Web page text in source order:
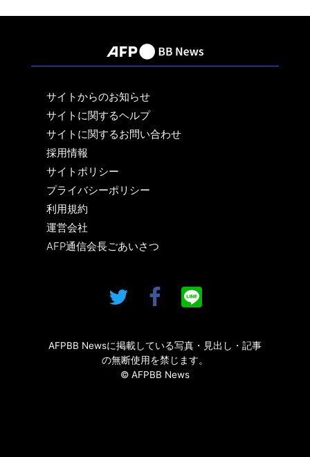
サイトからのお知らせ
サイトに関するヘルプ
サイトに関するお問い合わせ
採用情報
サイトポリシー
プライバシーポリシー
利用規約
運営会社
AFP通信会長ごあいさつ
AFPBB Newsに掲載している写真・見出し・記事
の無断使用を禁じます。
© AFPBB News